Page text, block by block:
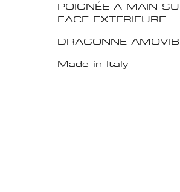
POIGNÉE A MAIN
FACE EXTERIEURE
DRAGONNE
Made in Italy